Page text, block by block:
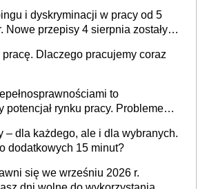
i dyskryminacji w pracy od 5
Nowe przepisy 4 sierpnia zostały
pracę. Dlaczego pracujemy coraz
to
potencjał rynku pracy. Problemem
po stronie systemu i
[WYWIAD]
– dla każdego, ale i dla wybranych.
dodatkowych 15 minut?
się we wrześniu 2026 r.